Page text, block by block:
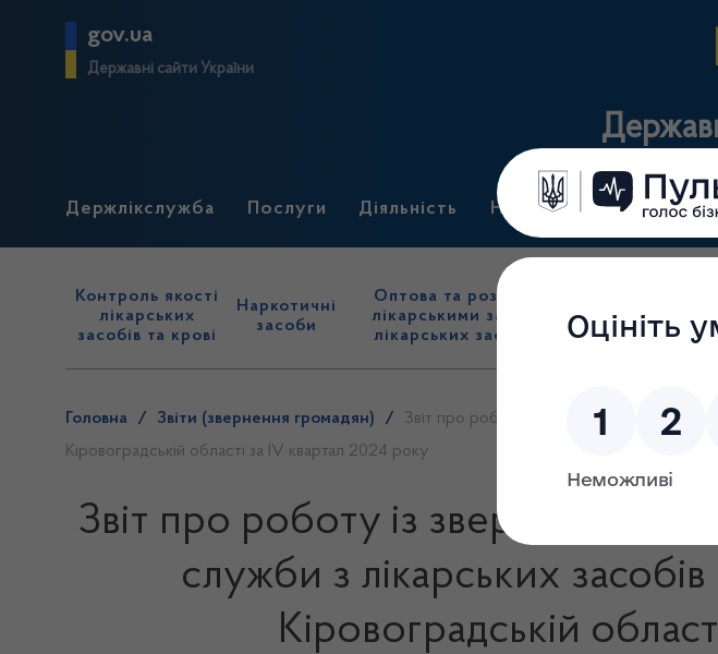
gov.ua
Державні сайти України
Держлікслужба Послуги Діяльність Нормативні документи
Контроль якості
лікарських
засобів та крові
Наркотичні
засоби
Оптова та роздрібна торгівля
лікарськими засобами, імпорт
лікарських засобів (крім АФІ)
Головна / Звіти (звернення громадян) /
Звіт про роботу із зверненнями
Кіровоградській області за IV квартал 2024 року
Звіт про роботу із зверненнями
служби з лікарських
Кіровоградській